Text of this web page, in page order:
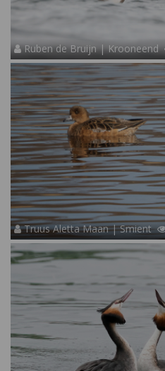
Ruben de Bruijn | Krooneend
Truus Aletta Maan | Smient